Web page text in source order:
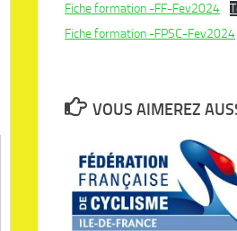
Fiche formation -FF-Fev2024
Fiche formation -FPSC-Fev2024
VOUS AIMEREZ